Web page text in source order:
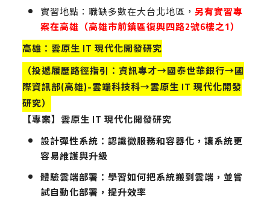
實習地點：職缺多數在大台北地區，另有實習專
案在高雄（高雄市前鎮區復興四路2號6樓之1）
高雄：雲原生 IT現代化開發研究
（投遞履歷路徑指引：資訊專才→國泰世華銀行→國
際資訊部(高雄)-雲端科技科→雲原生 IT現代化開發
研究）
【專案】雲原生 IT現代化開發研究
設計彈性系統：認識微服務和容器化，讓系統更
容易維護與升級
體驗雲端部署：學習如何把系統搬到雲端，並嘗
試自動化部署，提升效率